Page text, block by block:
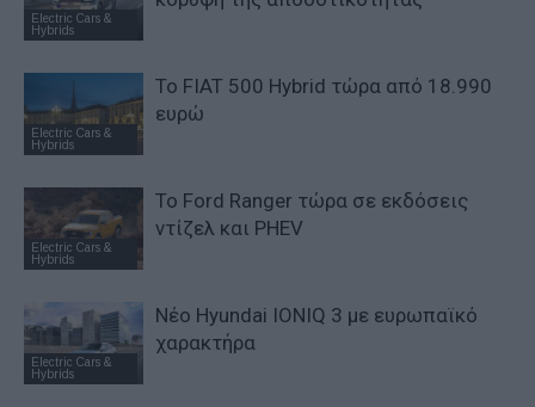
Electric Cars &
Hybrids
Electric Cars &
Hybrids
Το FIAT 500 Hybrid τώρα από 18.990
ευρώ
Electric Cars &
Hybrids
Το Ford Ranger τώρα σε εκδόσεις
ντίζελ και PHEV
Electric Cars &
Hybrids
Νέο Hyundai IONIQ 3 με ευρωπαϊκό
χαρακτήρα